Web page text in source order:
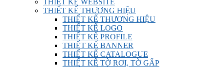
THIẾT KẾ WEBSITE
THIẾT KẾ THƯƠNG HIỆU
THIẾT KẾ THƯƠNG HIỆU
THIẾT KẾ LOGO
THIẾT KẾ PROFILE
THIẾT KẾ BANNER
THIẾT KẾ CATALOGUE
THIẾT KẾ TỜ RƠI, TỜ GẤP